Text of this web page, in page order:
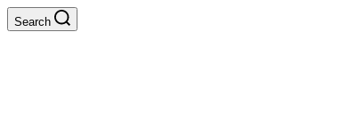
Skip
to
Search